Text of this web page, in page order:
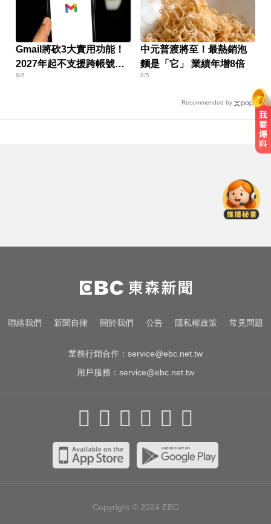
Gmail將砍3大實用功能！
2027年起不支援跨帳號寄
信
8/6
中元普渡將至！最熱銷泡
麵是「它」 業績年增8倍
8/5
Recommended by
侵中部西南空域
愛玩車／鎳氫電池時代落幕 豐田迎
來電池大洗牌
國一生持斷裂掃把「刺」老師 右眼
聯絡我們 新聞自律 關於我們 公告 隱私權政策 常見問題
業務行銷合作： service@ebc.net.tw
用戶服務： service@ebc.net.tw
Copyright © 2024 EBC